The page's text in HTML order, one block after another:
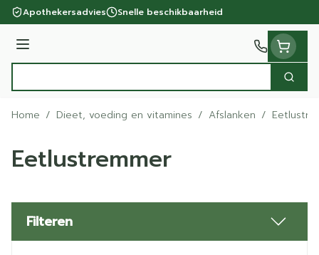
Ga naar de inhoud
Apothekersadvies Snelle beschikbaarheid
Menu
Zoek
Home / Dieet, voeding en vitamines / Afslanken /
Eetlustremmer
Filteren